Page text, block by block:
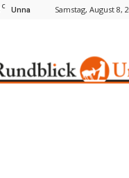
C Unna Samstag, August 8,